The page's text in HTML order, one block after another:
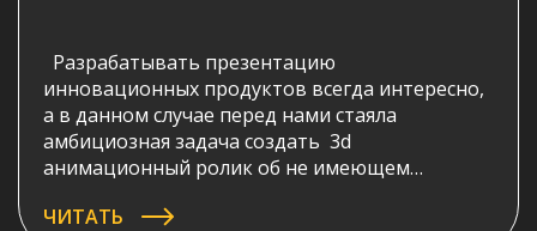
Разрабатывать презентацию
инновационных продуктов всегда интересно,
а в данном случае перед нами стаяла
амбициозная задача создать 3d
анимационный ролик об не имеющем
майнинга. Тематики, о которой все слышали,
ЧИТАТЬ